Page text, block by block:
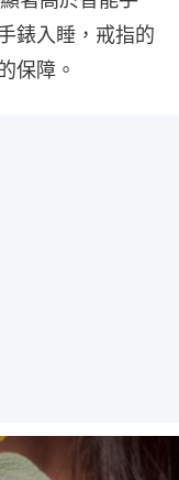
錶入睡，戒指的
保障。